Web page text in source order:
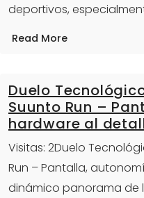
deportivos,
Read More
Duelo
Suunto Run –
hardware al
Visitas: 2Duelo
Run – Pantalla,
dinámico panorama de